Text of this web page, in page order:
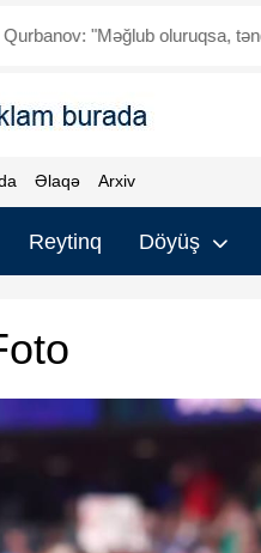
oluruqsa, tənqid
Əlaqə Arxiv
Reytinq Döyüş